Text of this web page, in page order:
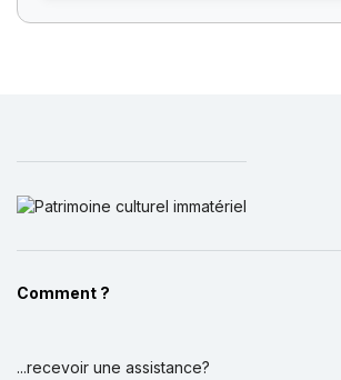
Comment ?
...recevoir une assistance?